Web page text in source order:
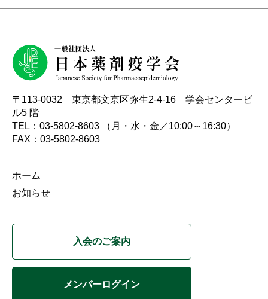
〒113-0032 東京都文京区弥生2-4-16 学会センタービ
ル5 階
TEL：03-5802-8603 （月・水・金／10:00～16:30）
FAX：03-5802-8603
ホーム
お知らせ
入会のご案内
メンバーログイン